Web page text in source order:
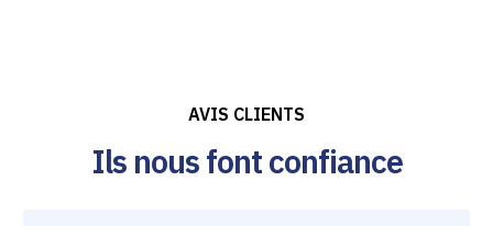
AVIS CLIENTS
Ils nous font confiance